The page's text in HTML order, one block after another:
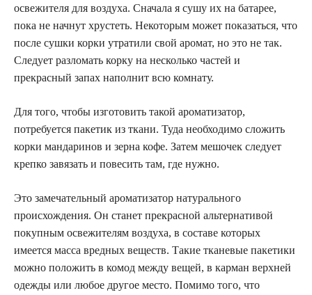
освежителя для воздуха. Сначала я сушу их на батарее,
пока не начнут хрустеть. Некоторым может показаться, что
после сушки корки утратили свой аромат, но это не так.
Следует разломать корку на несколько частей и
прекрасный запах наполнит всю комнату.
Для того, чтобы изготовить такой ароматизатор,
потребуется пакетик из ткани. Туда необходимо сложить
корки мандаринов и зерна кофе. Затем мешочек следует
крепко завязать и повесить там, где нужно.
Это замечательный ароматизатор натурального
происхождения. Он станет прекрасной альтернативой
покупным освежителям воздуха, в составе которых
имеется масса вредных веществ. Такие тканевые пакетики
можно положить в комод между вещей, в карман верхней
одежды или любое другое место. Помимо того, что